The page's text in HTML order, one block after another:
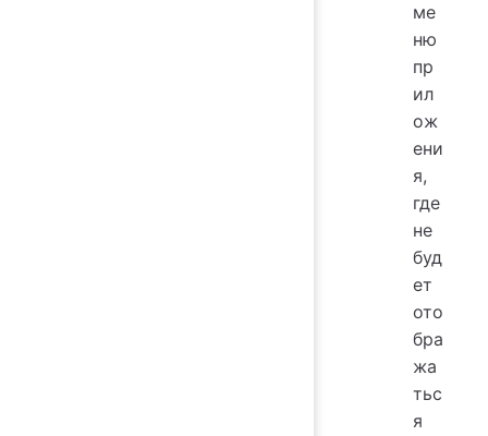
ме
ню
пр
ил
ож
ени
я,
где
не
буд
ет
ото
бра
жа
тьс
я